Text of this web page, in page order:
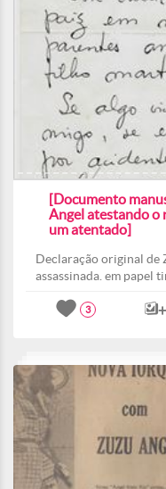
[Documento
Angel atestando o
um atentado]
Declaração original de
assassinada. em papel
3